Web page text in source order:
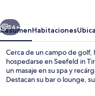
Siguiente
54+
ResumenHabitaciones
Cerca de un campo de golf,
hospedarse en Seefeld in
un masaje en su spa y
Destacan su bar o lounge,